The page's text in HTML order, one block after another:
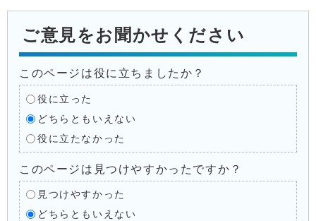
ご意見をお聞かせください
このページは役に立ちましたか？
役に立った
どちらともいえない
役に立たなかった
このページは見つけやすかったですか？
見つけやすかった
どちらともいえない